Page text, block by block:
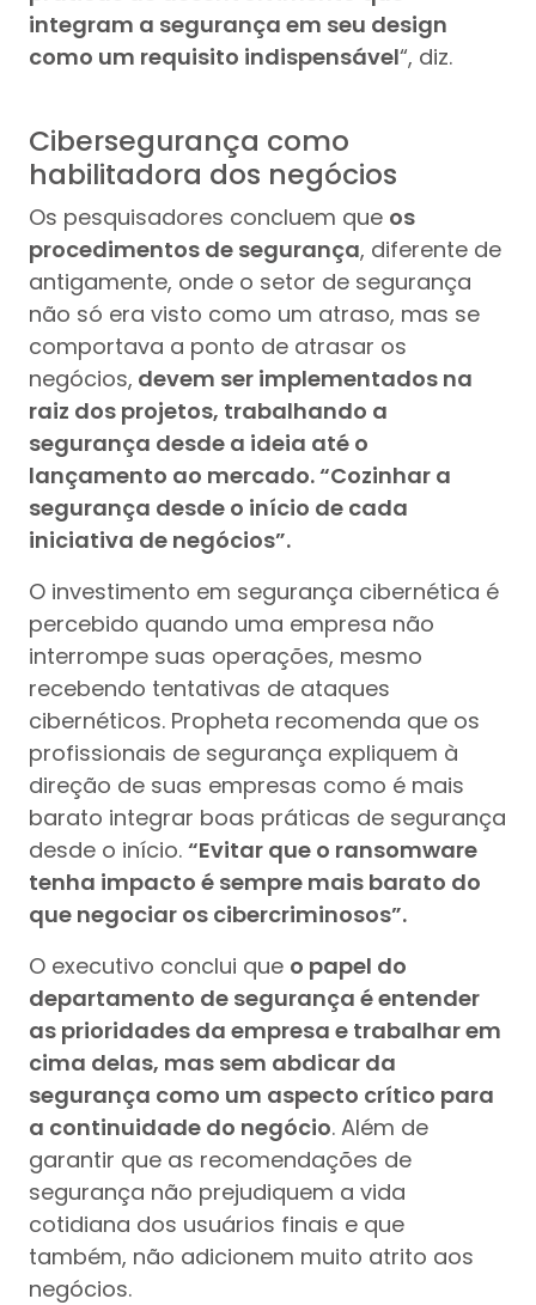
integram a segurança em seu design
como um requisito indispensável“, diz.
Cibersegurança como
habilitadora dos negócios
Os pesquisadores concluem que os
procedimentos de segurança, diferente de
antigamente, onde o setor de segurança
não só era visto como um atraso, mas se
comportava a ponto de atrasar os
negócios, devem ser implementados na
raiz dos projetos, trabalhando a
segurança desde a ideia até o
lançamento ao mercado. “Cozinhar a
segurança desde o início de cada
iniciativa de negócios”.
O investimento em segurança cibernética é
percebido quando uma empresa não
interrompe suas operações, mesmo
recebendo tentativas de ataques
cibernéticos. Propheta recomenda que os
profissionais de segurança expliquem à
direção de suas empresas como é mais
barato integrar boas práticas de segurança
desde o início. “Evitar que o ransomware
tenha impacto é sempre mais barato do
que negociar os cibercriminosos”.
O executivo conclui que o papel do
departamento de segurança é entender
as prioridades da empresa e trabalhar em
cima delas, mas sem abdicar da
segurança como um aspecto crítico para
a continuidade do negócio. Além de
garantir que as recomendações de
segurança não prejudiquem a vida
cotidiana dos usuários finais e que
também, não adicionem muito atrito aos
negócios.